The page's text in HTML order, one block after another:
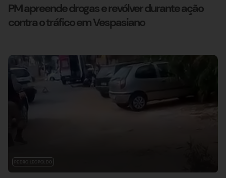
PM apreende drogas e revólver durante ação
contra o tráfico em Vespasiano
PEDRO LEOPOLDO